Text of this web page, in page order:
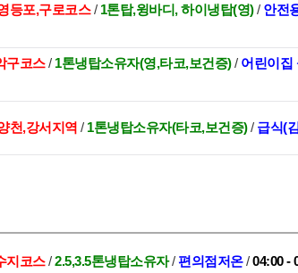
등포,구로코스/ 1톤탑,윙바디, 하이냉탑(영)/ 안전
구코스/ 1톤냉탑소유자(영,타코,보건증)/ 어린이집
천,강서지역 / 1톤냉탑소유자(타코,보건증)/ 급식(
지코스/2.5,3.5톤냉탑소유자/편의점저온/04:00 -